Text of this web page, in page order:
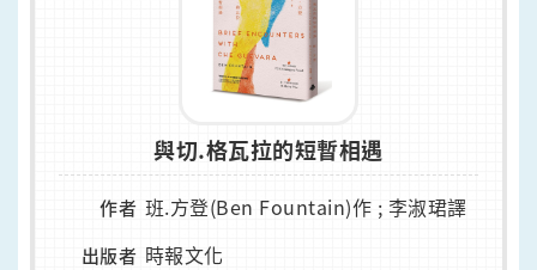
與切.格瓦拉的短暫相遇
作者 班.方登(Ben Fountain)作 ; 李淑珺譯
出版者 時報文化